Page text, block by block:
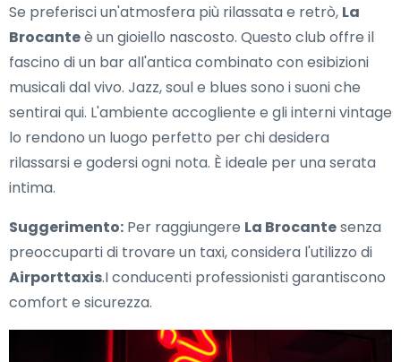
Se preferisci un'atmosfera più rilassata e retrò, La
Brocanteè un gioiello nascosto. Questo club offre il
fascino di un bar all'antica combinato con esibizioni
musicali dal vivo. Jazz, soul e blues sono i suoni che
sentirai qui. L'ambiente accogliente e gli interni vintage
lo rendono un luogo perfetto per chi desidera
rilassarsi e godersi ogni nota. È ideale per una serata
intima.
Suggerimento: Per raggiungere La Brocantesenza
preoccuparti di trovare un taxi, considera l'utilizzo di
Airporttaxis.I conducenti professionisti garantiscono
comfort e sicurezza.